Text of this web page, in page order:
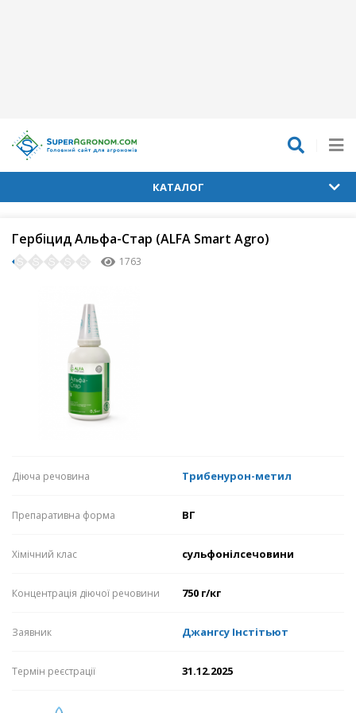
КАТАЛОГ
Гербіцид Альфа-Стар (ALFA Smart Agro)
1763
Діюча речовина Трибенурон-метил
Препаративна форма ВГ
Хімічний клас сульфонілсечовини
Концентрація діючої речовини 750 г/кг
Заявник Джангсу Інстітьют
Термін реєстрації 31.12.2025